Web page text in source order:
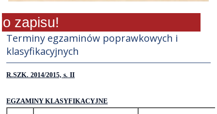
Terminy egzaminów poprawkowych i
klasyfikacyjnych
R.SZK. 2014/2015, s. II
EGZAMINY KLASYFIKACYJNE